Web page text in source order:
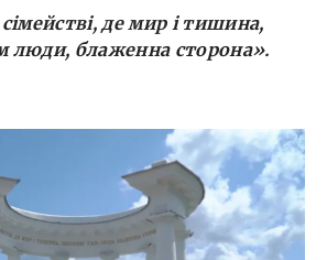
де мир і тишина,
люди, блаженна сторона».